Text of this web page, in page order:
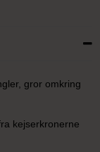
gror omkring
kejserkronerne